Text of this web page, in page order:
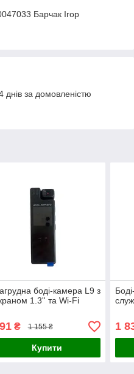
Барчак Ігор
за домовленістю
боді-камера L9 з
1.3'' та Wi-Fi
₴ 1 155 ₴
Купити
1